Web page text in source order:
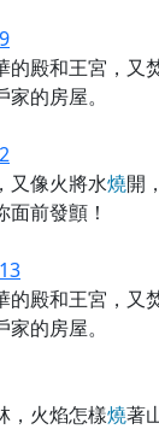
的殿和王宮，又
的房屋。
又像火將水燒開
前發顫！
的殿和王宮，又
的房屋。
，火焰怎樣燒著